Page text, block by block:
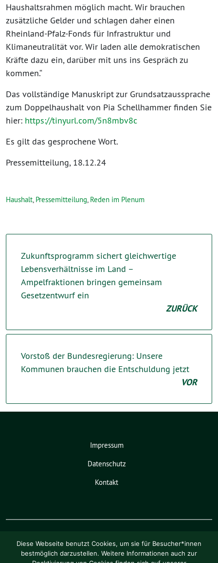
Haushaltsrahmen möglich macht. Wir brauchen
zusätzliche Gelder und schlagen daher einen
Rheinland-Pfalz-Fonds für Infrastruktur und
Klimaneutralität vor. Wir laden alle demokratischen
Kräfte dazu ein, darüber mit uns ins Gespräch zu
kommen.“
Das vollständige Manuskript zur Grundsatzaussprache
zum Doppelhaushalt von Pia Schellhammer finden Sie
hier: https://tinyurl.com/5n8mbv8c
Es gilt das gesprochene Wort.
Pressemitteilung, 18.12.24
Haushalt, Pressemitteilung, Reden im Plenum
Zukunftsprogramm sichert gleichwertige
Lebensverhältnisse im Land –
Ampelfraktionen bringen gemeinsam
Gesetzentwurf ein
ZURÜCK
Vorstoß der Bundesregierung: Unsere
Kommunen brauchen die Entschuldung jetzt
VOR
Impressum
Datenschutz
Kontakt
Diese Webseite benutzt Cookies, um sie für Besucher*innen
bestmöglich darzustellen. Weitere Informationen auch zur